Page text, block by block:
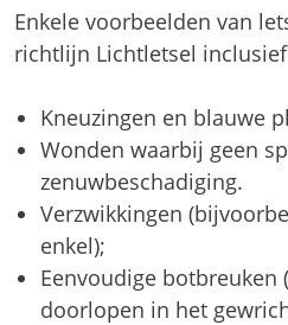
Enkele voorbeelden van
richtlijn Lichtletsel
Kneuzingen en blauwe
Wonden waarbij geen
zenuwbeschadiging.
Verzwikkingen
enkel);
Eenvoudige botbreuken
doorlopen in het